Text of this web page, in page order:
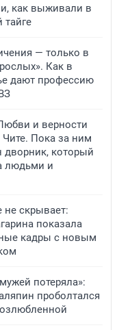
как выживали в
тайге
— только в
Как в
дают профессию
и верности
Чите. Пока за ним
дворник, который
людьми и
не скрывает:
показала
кадры с новым
потеряла»:
проболтался